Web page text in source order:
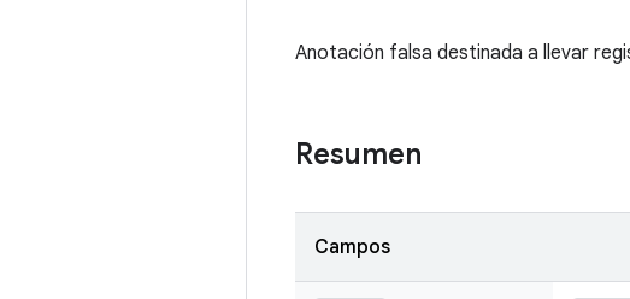
Anotación falsa destinada a llevar
Resumen
Campos